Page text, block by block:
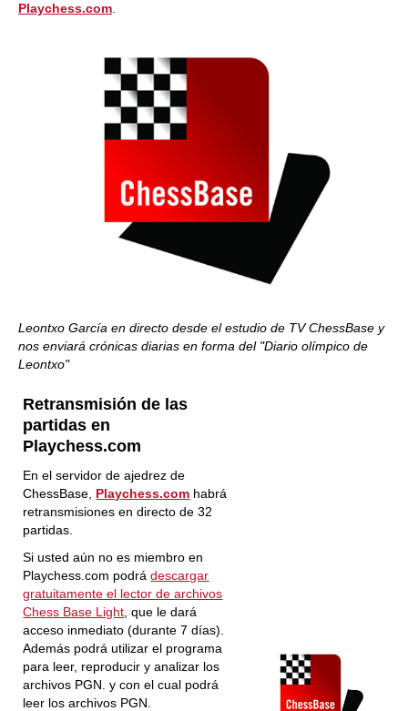
Playchess.com
Leontxo García en directo desde el estudio de TV ChessBase y
nos enviará crónicas diarias en forma del "Diario olímpico de
Leontxo"
Retransmisión de las
partidas en
Playchess.com
En el servidor de ajedrez de
ChessBase, Playchess.com habrá
retransmisiones en directo de 32
partidas.
Si usted aún no es miembro en
Playchess.com podrádescargar
gratuitamente el lector de archivos
Chess Base Light , que le dará
acceso inmediato (durante 7 días).
Además podrá utilizar el programa
para leer, reproducir y analizar los
archivos PGN. y con el cual podrá
leer los archivos PGN.